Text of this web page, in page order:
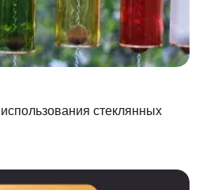
стеклянных